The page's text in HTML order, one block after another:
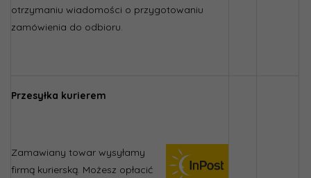
otrzymaniu wiadomości o przygotowaniu
zamówienia do odbioru.
Przesyłka kurierem
Zamawiany towar wysyłamy
firmą kurierską. Możesz opłacić